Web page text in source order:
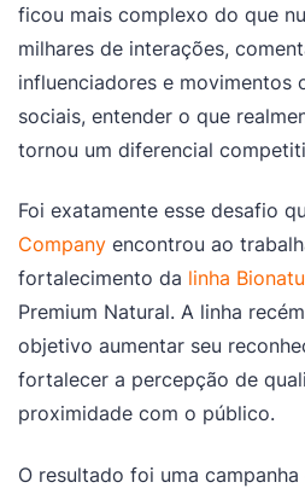
ficou mais complexo do que
milhares de interações,
influenciadores e movimentos
sociais, entender o que
tornou um diferencial
Foi exatamente esse desafio
Company encontrou ao
fortalecimento da linha
Premium Natural. A linha
objetivo aumentar seu
fortalecer a percepção de
proximidade com o público.
O resultado foi uma